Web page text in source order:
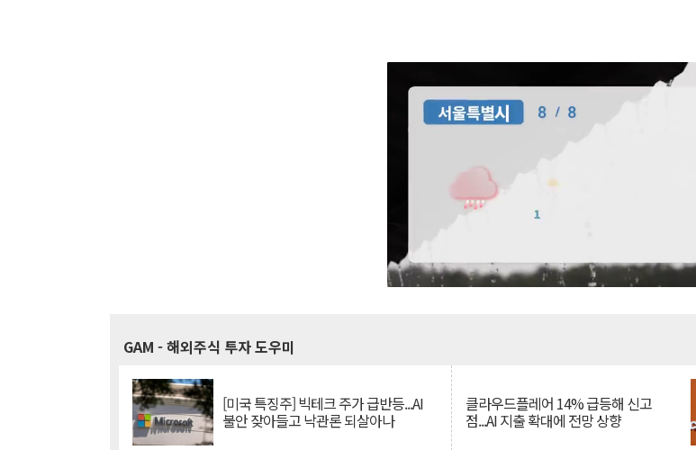
GAM - 해외주식 투자 도우미
[미국 특징주] 빅테크 주가 급반등...AI
불안 잦아들고 낙관론 되살아나
클라우드플레어 14% 급등해 신고
점...AI 지출 확대에 전망 상향